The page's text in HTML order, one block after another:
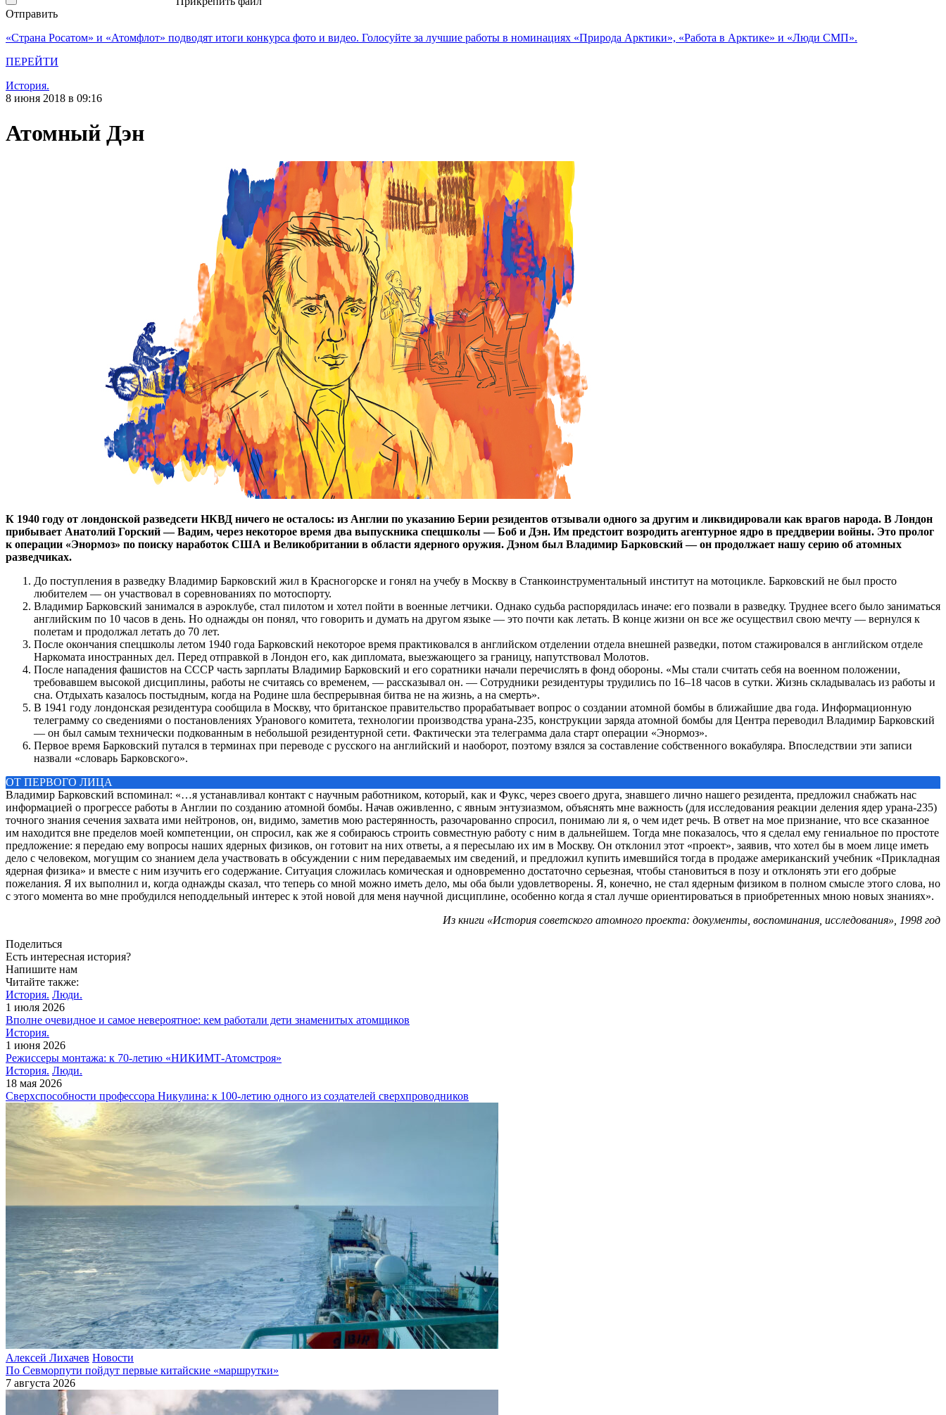
Отправить
«Страна Росатом» и «Атомфлот» подводят итоги конкурса фото и видео. Голосуйте за лучшие работы в номинациях «Природа Арктики», «Работа в Арктике» и «Люди СМП».
ПЕРЕЙТИ
История.
8 июня 2018 в 09:16
Атомный Дэн
К 1940 году от лондонской разведсети НКВД ничего не осталось: из Англии по указанию Берии резидентов отзывали одного за другим и ликвидировали как врагов народа. В Лондон
прибывает Анатолий Горский — Вадим, через некоторое время два выпускника спецшколы — Боб и Дэн. Им предстоит возродить агентурное ядро в преддверии войны. Это пролог
к операции «Энормоз» по поиску наработок США и Великобритании в области ядерного оружия. Дэном был Владимир Барковский — он продолжает нашу серию об атомных
разведчиках.
До поступления в разведку Владимир Барковский жил в Красногорске и гонял на учебу в Москву в Станкоинструментальный институт на мотоцикле. Барковский не был просто
любителем — он участвовал в соревнованиях по мотоспорту.
Владимир Барковский занимался в аэроклубе, стал пилотом и хотел пойти в военные летчики. Однако судьба распорядилась иначе: его позвали в разведку. Труднее всего было заниматься
английским по 10 часов в день. Но однажды он понял, что говорить и думать на другом языке — это почти как летать. В конце жизни он все же осуществил свою мечту — вернулся к
полетам и продолжал летать до 70 лет.
После окончания спецшколы летом 1940 года Барковский некоторое время практиковался в английском отделении отдела внешней разведки, потом стажировался в английском отделе
Наркомата иностранных дел. Перед отправкой в Лондон его, как дипломата, выезжающего за границу, напутствовал Молотов.
После нападения фашистов на СССР часть зарплаты Владимир Барковский и его соратники начали перечислять в фонд обороны. «Мы стали считать себя на военном положении,
требовавшем высокой дисциплины, работы не считаясь со временем, — рассказывал он. — Сотрудники резидентуры трудились по 16–18 часов в сутки. Жизнь складывалась из работы и
сна. Отдыхать казалось постыдным, когда на Родине шла беспрерывная битва не на жизнь, а на смерть».
В 1941 году лондонская резидентура сообщила в Москву, что британское правительство прорабатывает вопрос о создании атомной бомбы в ближайшие два года. Информационную
телеграмму со сведениями о постановлениях Уранового комитета, технологии производства урана‑235, конструкции заряда атомной бомбы для Центра переводил Владимир Барковский
— он был самым технически подкованным в небольшой резидентурной сети. Фактически эта телеграмма дала старт операции «Энормоз».
Первое время Барковский путался в терминах при переводе с русского на английский и наоборот, поэтому взялся за составление собственного вокабуляра. Впоследствии эти записи
назвали «словарь Барковского».
ОТ ПЕРВОГО ЛИЦА
Владимир Барковский вспоминал: «…я устанавливал контакт с научным работником, который, как и Фукс, через своего друга, знавшего лично нашего резидента, предложил снабжать нас
информацией о прогрессе работы в Англии по созданию атомной бомбы. Начав оживленно, с явным энтузиазмом, объяснять мне важность (для исследования реакции деления ядер урана‑235)
точного знания сечения захвата ими нейтронов, он, видимо, заметив мою растерянность, разочарованно спросил, понимаю ли я, о чем идет речь. В ответ на мое признание, что все сказанное
им находится вне пределов моей компетенции, он спросил, как же я собираюсь строить совместную работу с ним в дальнейшем. Тогда мне показалось, что я сделал ему гениальное по простоте
предложение: я передаю ему вопросы наших ядерных физиков, он готовит на них ответы, а я пересылаю их им в Москву. Он отклонил этот «проект», заявив, что хотел бы в моем лице иметь
дело с человеком, могущим со знанием дела участвовать в обсуждении с ним передаваемых им сведений, и предложил купить имевшийся тогда в продаже американский учебник «Прикладная
ядерная физика» и вместе с ним изучить его содержание. Ситуация сложилась комическая и одновременно достаточно серьезная, чтобы становиться в позу и отклонять эти его добрые
пожелания. Я их выполнил и, когда однажды сказал, что теперь со мной можно иметь дело, мы оба были удовлетворены. Я, конечно, не стал ядерным физиком в полном смысле этого слова, но
с этого момента во мне пробудился неподдельный интерес к этой новой для меня научной дисциплине, особенно когда я стал лучше ориентироваться в приобретенных мною новых знаниях».
Из книги «История советского атомного проекта: документы, воспоминания, исследования», 1998 год
Поделиться
Есть интересная история?
Напишите нам
Читайте также:
История. Люди.
1 июля 2026
Вполне очевидное и самое невероятное: кем работали дети знаменитых атомщиков
История.
1 июня 2026
Режиссеры монтажа: к 70-летию «НИКИМТ-Атомстроя»
История. Люди.
18 мая 2026
Сверхспособности профессора Никулина: к 100-летию одного из создателей сверхпроводников
Алексей Лихачев Новости
По Севморпути пойдут первые китайские «маршрутки»
7 августа 2026